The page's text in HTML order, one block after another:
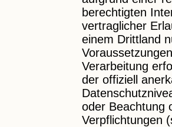
berechtigten
vertraglicher
einem Drittland
Verarbeitung
der offiziell
oder Beachtung
Verpflichtungen